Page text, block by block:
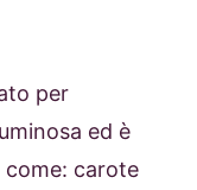
per
ed è
come: carote